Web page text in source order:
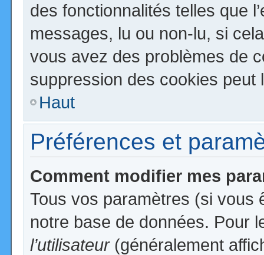
des fonctionnalités telles que
messages, lu ou non-lu, si
vous avez des problèmes de
suppression des cookies peut
Haut
Préférences et
Comment modifier mes
Tous vos paramètres (si vous
notre base de données. Pour
l’utilisateur(généralement